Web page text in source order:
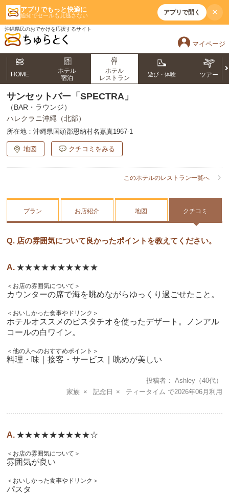
アプリでもっと快適に
通知でセールも見逃さない アプリで開く ×
沖縄県民のおでかけを応援するサイト
マイページ
HOME
ホテル
宿泊
ホテル
レストラン
遊び・体験 ツアー
サンセットバー「SPECTRA」
（BAR・ラウンジ）
ハレクラニ沖縄（北部）
所在地： 沖縄県国頭郡恩納村名嘉真1967-1
地図 クチコミをみる
このホテルのレストラン一覧へ
プラン お店紹介 地図 クチコミ
Q. 店の雰囲気について良かったポイントを教えてください。
★★★★★★★★★★
＜お店の雰囲気について＞
カウンターの席で海を眺めながらゆっくり過ごせたこと。
＜おいしかった食事やドリンク＞
ホテルオススメのピスタチオを使ったデザート。ノンアル
コールの白ワイン。
＜他の人へのおすすめポイント＞
料理・味｜接客・サービス｜眺めが美しい
投稿者 Ashley （40代）
家族
記念日 ティータイム 2026年06月
★★★★★★★★★☆
＜お店の雰囲気について＞
雰囲気が良い
＜おいしかった食事やドリンク＞
パスタ